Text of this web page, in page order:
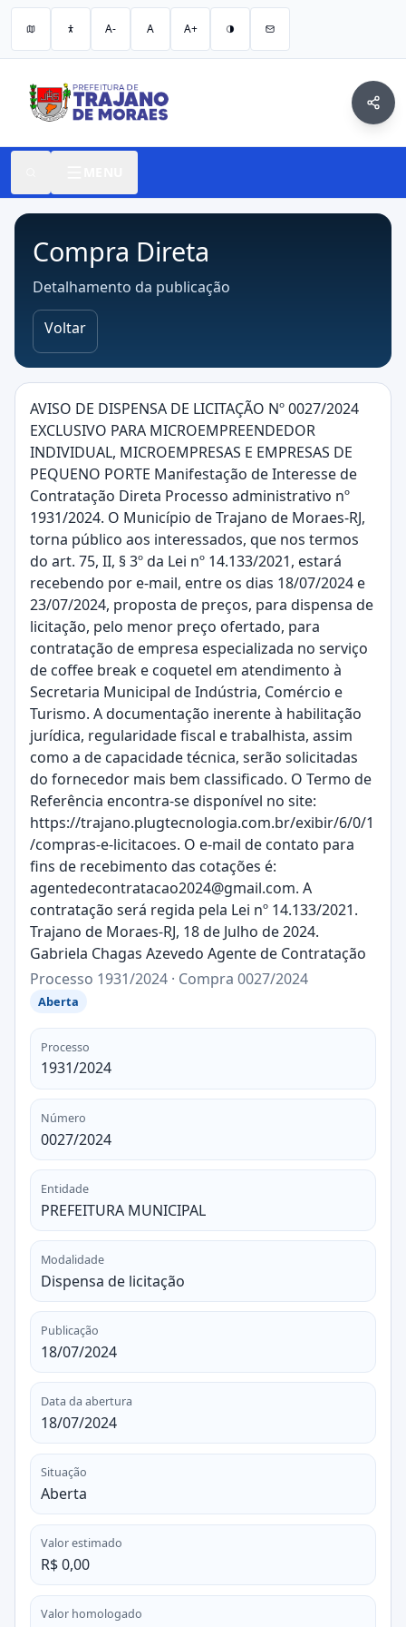
A- A A+
Compra Direta
Detalhamento da publicação
Voltar
AVISO DE DISPENSA DE LICITAÇÃO Nº 0027/2024
EXCLUSIVO PARA MICROEMPREENDEDOR
INDIVIDUAL, MICROEMPRESAS E EMPRESAS DE
PEQUENO PORTE Manifestação de Interesse de
Contratação Direta Processo administrativo nº
1931/2024. O Município de Trajano de Moraes-RJ,
torna público aos interessados, que nos termos
do art. 75, II, § 3º da Lei nº 14.133/2021, estará
recebendo por e-mail, entre os dias 18/07/2024 e
23/07/2024, proposta de preços, para dispensa de
licitação, pelo menor preço ofertado, para
contratação de empresa especializada no serviço
de coffee break e coquetel em atendimento à
Secretaria Municipal de Indústria, Comércio e
Turismo. A documentação inerente à habilitação
jurídica, regularidade fiscal e trabalhista, assim
como a de capacidade técnica, serão solicitadas
do fornecedor mais bem classificado. O Termo de
Referência encontra-se disponível no site:
https://trajano.plugtecnologia.com.br/exibir/6/0/1
/compras-e-licitacoes. O e-mail de contato para
fins de recebimento das cotações é:
agentedecontratacao2024@gmail.com. A
contratação será regida pela Lei nº 14.133/2021.
Trajano de Moraes-RJ, 18 de Julho de 2024.
Gabriela Chagas Azevedo Agente de Contratação
Processo 1931/2024 · Compra 0027/2024
Aberta
Processo
1931/2024
Número
0027/2024
Entidade
PREFEITURA MUNICIPAL
Modalidade
Dispensa de licitação
Publicação
18/07/2024
Data da abertura
18/07/2024
Situação
Aberta
Valor estimado
R$ 0,00
Valor homologado